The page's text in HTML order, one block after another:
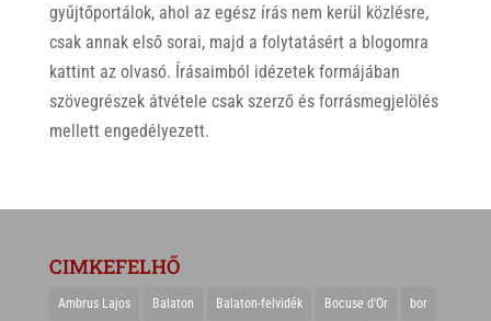
gyűjtőportálok, ahol az egész írás nem kerül közlésre,
csak annak első sorai, majd a folytatásért a blogomra
kattint az olvasó. Írásaimból idézetek formájában
szövegrészek átvétele csak szerző és forrásmegjelölés
mellett engedélyezett.
CIMKEFELHŐ
Ambrus Lajos Balaton Balaton-felvidék Bocuse d'Or bor